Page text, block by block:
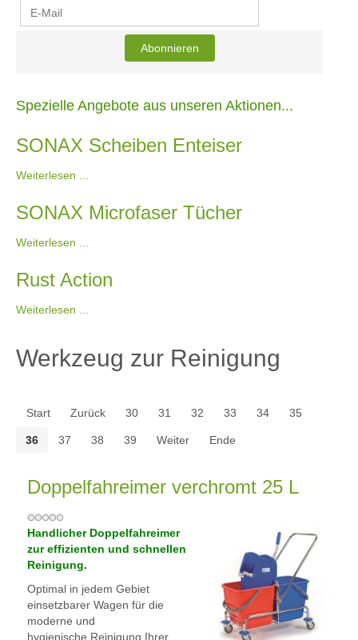
Spezielle Angebote aus unseren Aktionen...
SONAX Scheiben Enteiser
Weiterlesen ...
SONAX Microfaser Tücher
Weiterlesen ...
Rust Action
Weiterlesen ...
Werkzeug zur Reinigung
Start Zurück 30 31 32 33 34 35
36 37 38 39 Weiter Ende
Doppelfahreimer verchromt 25 L
Handlicher Doppelfahreimer
zur effizienten und schnellen
Reinigung.
Optimal in jedem Gebiet
einsetzbarer Wagen für die
moderne und
hygienische Reinigung Ihrer